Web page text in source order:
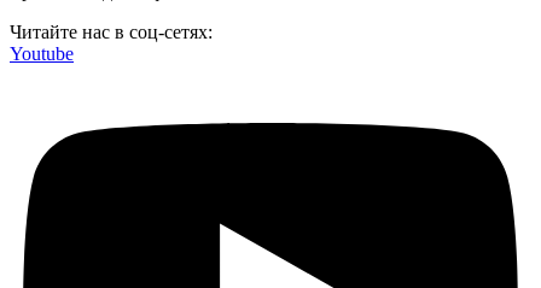
Читайте нас в соц-сетях:
Youtube